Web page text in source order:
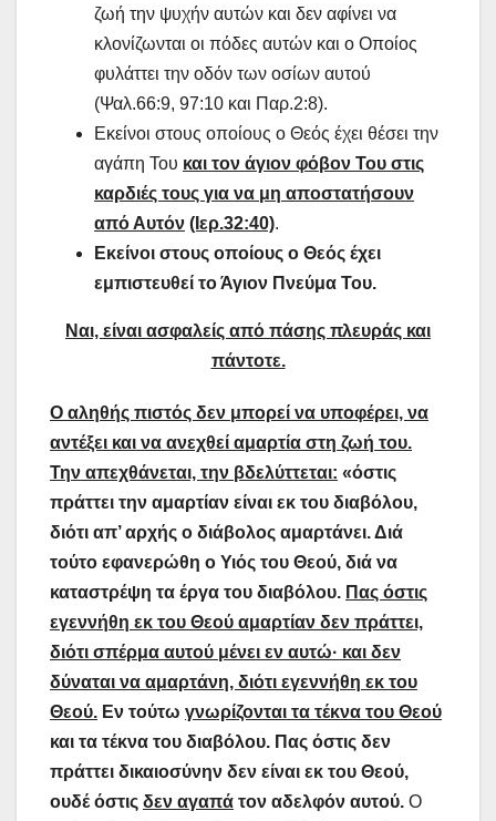
ζωή την ψυχήν αυτών και δεν αφίνει να
κλονίζωνται οι πόδες αυτών και ο Οποίος
φυλάττει την οδόν των οσίων αυτού
(Ψαλ.66:9, 97:10 και Παρ.2:8).
Εκείνοι στους οποίους ο Θεός έχει θέσει την
αγάπη Του και τον άγιον φόβον Του στις
καρδιές τους για να μη αποστατήσουν
από Αυτόν (Ιερ.32:40).
Εκείνοι στους οποίους ο Θεός έχει
εμπιστευθεί το Άγιον Πνεύμα Του.
Ναι, είναι ασφαλείς από πάσης πλευράς και
πάντοτε.
Ο αληθής πιστός δεν μπορεί να υποφέρει, να
αντέξει και να ανεχθεί αμαρτία στη ζωή του.
Την απεχθάνεται, την βδελύττεται: «όστις
πράττει την αμαρτίαν είναι εκ του διαβόλου,
διότι απ’ αρχής ο διάβολος αμαρτάνει. Διά
τούτο εφανερώθη ο Υιός του Θεού, διά να
καταστρέψη τα έργα του διαβόλου. Πας όστις
εγεννήθη εκ του Θεού αμαρτίαν δεν πράττει,
διότι σπέρμα αυτού μένει εν αυτώ· και δεν
δύναται να αμαρτάνη, διότι εγεννήθη εκ του
Θεού. Εν τούτω γνωρίζονται τα τέκνα του Θεού
και τα τέκνα του διαβόλου. Πας όστις δεν
πράττει δικαιοσύνην δεν είναι εκ του Θεού,
ουδέ όστις δεν αγαπά τον αδελφόν αυτού. Ο